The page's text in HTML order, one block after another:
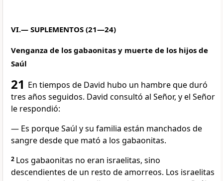
VI.— SUPLEMENTOS (21—24)
Venganza de los gabaonitas y muerte de los hijos de
Saúl
21 En tiempos de David hubo un hambre que duró
tres años seguidos. David consultó al Señor, y el Señor
le respondió:
— Es porque Saúl y su familia están manchados de
sangre desde que mató a los gabaonitas.
2 Los gabaonitas no eran israelitas, sino
descendientes de un resto de amorreos. Los israelitas